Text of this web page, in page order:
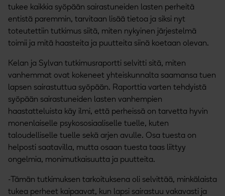
tukee kaikkia syöpään sairastuneiden lasten perheitä
entistä paremmin, tarvitaan lisää tietoa ja siksi nyt
toteutettiin tutkimus siitä, miten nykyinen järjestelmä
toimii ja mitä haasteita ja puutteita siinä koetaan olevan.
Kelan ja Sylvan tutkimusraportti selvitti sitä, miten
vanhemmat ovat kokeneet yhteiskunnalta saamansa tuen
lapsen sairastuttua syöpään. Raporttia varten tehdyistä
syöpään sairastuneiden lasten vanhempien
haastatteluista käy ilmi, että perheissä on tarvetta hyvin
monenlaiselle psykososiaaliselle tuelle, kuten
taloudelliselle tuelle sekä arjen avulle. Osa tuesta on
helposti saatavilla, mutta osaan tuesta taas liittyy
ongelmia, monimutkaisuutta ja puutteita.
-Tämän tutkimuksen tarkoituksena oli selvittää, minkälaista
tukea perheet kaipaavat, kun lapsi sairastuu vakavasti ja